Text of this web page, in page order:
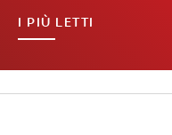
I PIÙ LETTI